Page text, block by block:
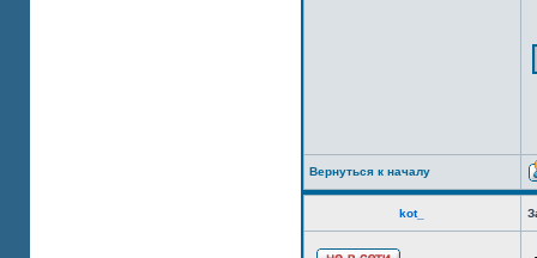
Вернуться к началу
kot_